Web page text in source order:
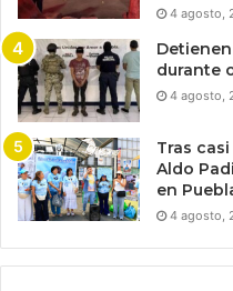
4 agosto,
durante
4 agosto,
Tras
Aldo
en
4 agosto,